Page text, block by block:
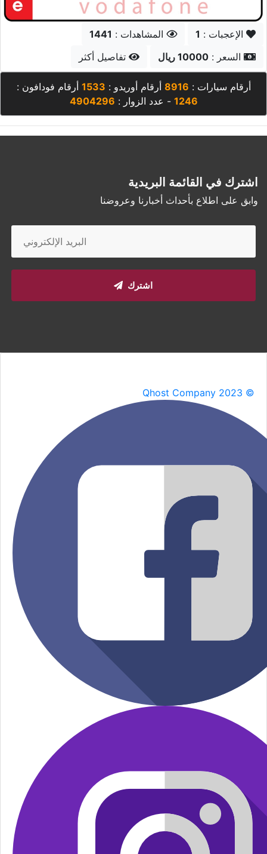
أرقام سيارات : 8916 أرقام أوريدو : 1533 أرقام فودافون :
1246 - عدد الزوار : 4904296
اشترك في القائمة البريدية
وابق على اطلاع بأحداث أخبارنا وعروضنا
اشترك
Qhost Company 2023 ©